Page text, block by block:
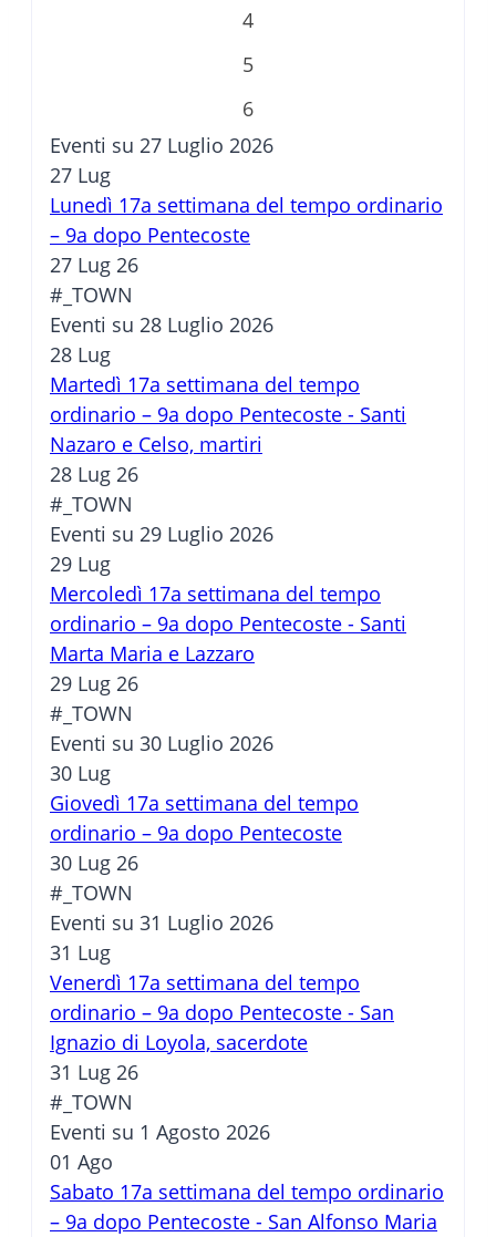
4
5
6
Eventi su 27 Luglio 2026
27 Lug
Lunedì 17a settimana del tempo ordinario
– 9a dopo Pentecoste
27 Lug 26
#_TOWN
Eventi su 28 Luglio 2026
28 Lug
Martedì 17a settimana del tempo
ordinario – 9a dopo Pentecoste - Santi
Nazaro e Celso, martiri
28 Lug 26
#_TOWN
Eventi su 29 Luglio 2026
29 Lug
Mercoledì 17a settimana del tempo
ordinario – 9a dopo Pentecoste - Santi
Marta Maria e Lazzaro
29 Lug 26
#_TOWN
Eventi su 30 Luglio 2026
30 Lug
Giovedì 17a settimana del tempo
ordinario – 9a dopo Pentecoste
30 Lug 26
#_TOWN
Eventi su 31 Luglio 2026
31 Lug
Venerdì 17a settimana del tempo
ordinario – 9a dopo Pentecoste - San
Ignazio di Loyola, sacerdote
31 Lug 26
#_TOWN
Eventi su 1 Agosto 2026
01 Ago
Sabato 17a settimana del tempo ordinario
– 9a dopo Pentecoste - San Alfonso Maria